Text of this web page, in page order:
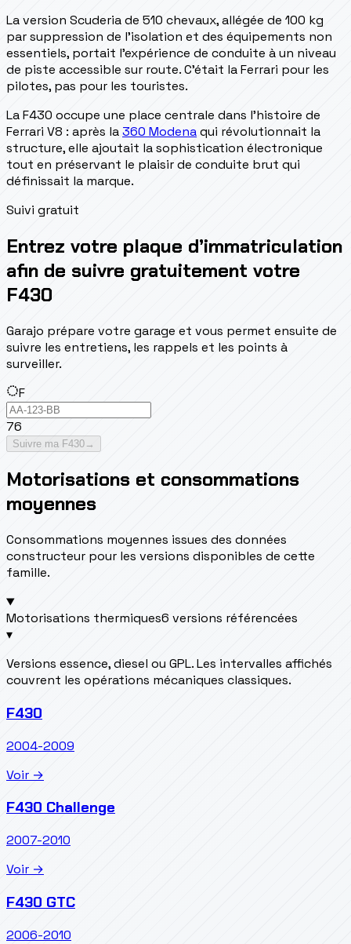
La version Scuderia de 510 chevaux, allégée de 100 kg
par suppression de l'isolation et des équipements non
essentiels, portait l'expérience de conduite à un niveau
de piste accessible sur route. C'était la Ferrari pour les
pilotes, pas pour les touristes.
La F430 occupe une place centrale dans l'histoire de
Ferrari V8 : après la360 Modenaqui révolutionnait la
structure, elle ajoutait la sophistication électronique
tout en préservant le plaisir de conduite brut qui
définissait la marque.
Suivi gratuit
Entrez votre plaque d’immatriculation
afin de suivre gratuitement votre
F430
Garajo prépare votre garage et vous permet ensuite de
suivre les entretiens, les rappels et les points à
surveiller.
F
76
Suivre ma F430 →
Motorisations et consommations
moyennes
Consommations moyennes issues des données
constructeur pour les versions disponibles de cette
famille.
Motorisations thermiques6 versions référencées
▾
Versions essence, diesel ou GPL. Les intervalles affichés
couvrent les opérations mécaniques classiques.
F430
2004-2009
Voir →
F430 Challenge
2007-2010
Voir →
F430 GTC
2006-2010